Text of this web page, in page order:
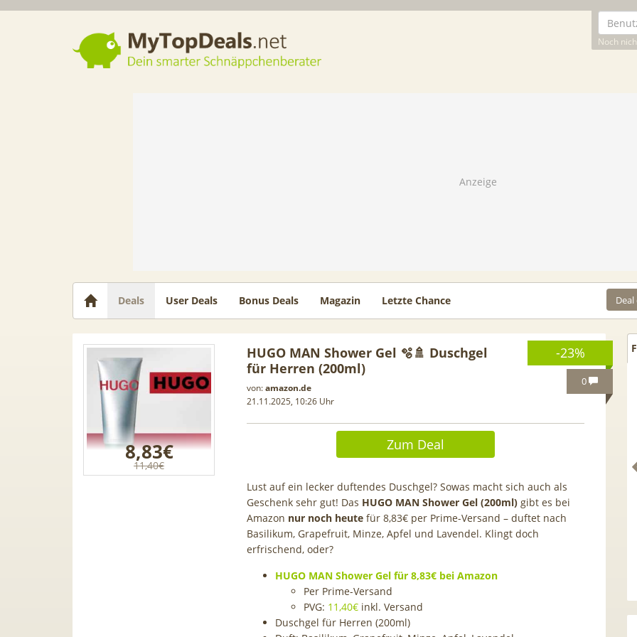
Noch
Dein smarter Schnäppchenberater
Deals User Deals Bonus Deals Magazin Letzte Chance
-23%
0
8,83€
11,40€
HUGO MAN Shower Gel 🫧🚿 Duschgel
für Herren (200ml)
von:amazon.de
21.11.2025, 10:26 Uhr
Zum Deal
Lust auf ein lecker duftendes Duschgel? Sowas macht sich auch als
Geschenk sehr gut! Das HUGO MAN Shower Gel (200ml) gibt es bei
Amazon nur noch heute für 8,83€ per Prime-Versand – duftet nach
Basilikum, Grapefruit, Minze, Apfel und Lavendel. Klingt doch
erfrischend, oder?
HUGO MAN Shower Gel für 8,83€ bei Amazon
Per Prime-Versand
PVG: 11,40€ inkl. Versand
Duschgel für Herren (200ml)
Galaxy S26 (256GB) für 169€ +
50GB 5G Otelo Vodafone Allnet
für 19,99€ + 50€ BONUS
Vodafone Allnet für 7,99€ mtl.
| 0,00€ Anschlusskosten |